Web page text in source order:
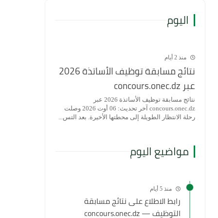
اليوم
منذ 2 أيام
نتائج مسابقة توظيف الأساتذة 2026
عبر concours.onec.dz
نتائج مسابقة توظيف الأساتذة 2026 عبر
concours.onec.dz آخر تحديث: 06 أوت 2026 وصلت
رحلة الانتظار الطويلة إلى محطتها الأخيرة. بعد التس...
مواضيع اليوم
منذ 5 أيام
رابط الاطلاع على نتائج مسابقة
التوظيف — concours.onec.dz